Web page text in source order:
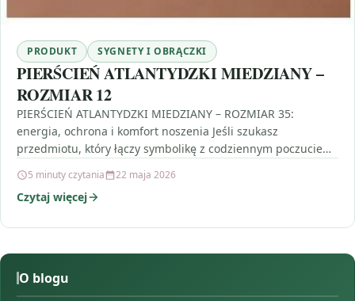
PRODUKT SYGNETY I OBRĄCZKI
PIERŚCIEŃ ATLANTYDZKI MIEDZIANY –
ROZMIAR 12
PIERŚCIEŃ ATLANTYDZKI MIEDZIANY – ROZMIAR 35:
energia, ochrona i komfort noszenia Jeśli szukasz
przedmiotu, który łączy symbolikę z codziennym poczuciem
5 minuty czytania 22 maja 2026
Czytaj więcej
O blogu